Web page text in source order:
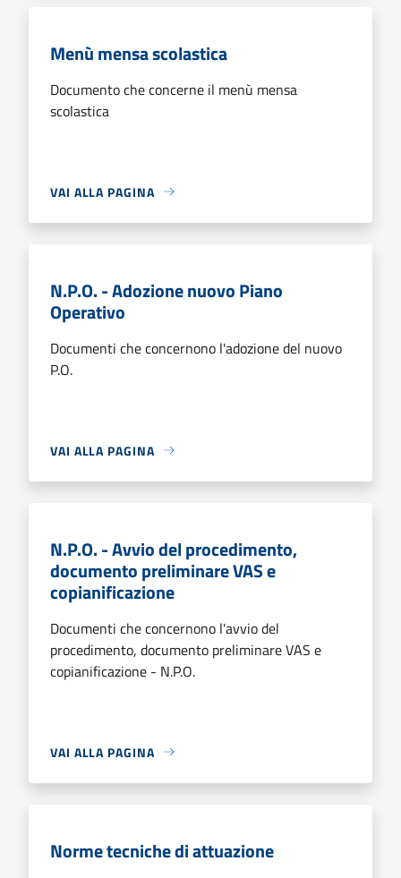
Menù mensa scolastica
Documento che concerne il menù mensa
scolastica
VAI ALLA PAGINA
N.P.O. - Adozione nuovo Piano
Operativo
Documenti che concernono l'adozione del nuovo
P.O.
VAI ALLA PAGINA
N.P.O. - Avvio del procedimento,
documento preliminare VAS e
copianificazione
Documenti che concernono l'avvio del
procedimento, documento preliminare VAS e
copianificazione - N.P.O.
VAI ALLA PAGINA
Norme tecniche di attuazione